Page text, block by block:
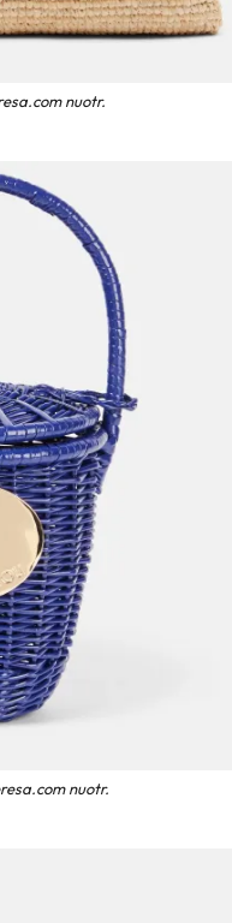
nuotr.
nuotr.